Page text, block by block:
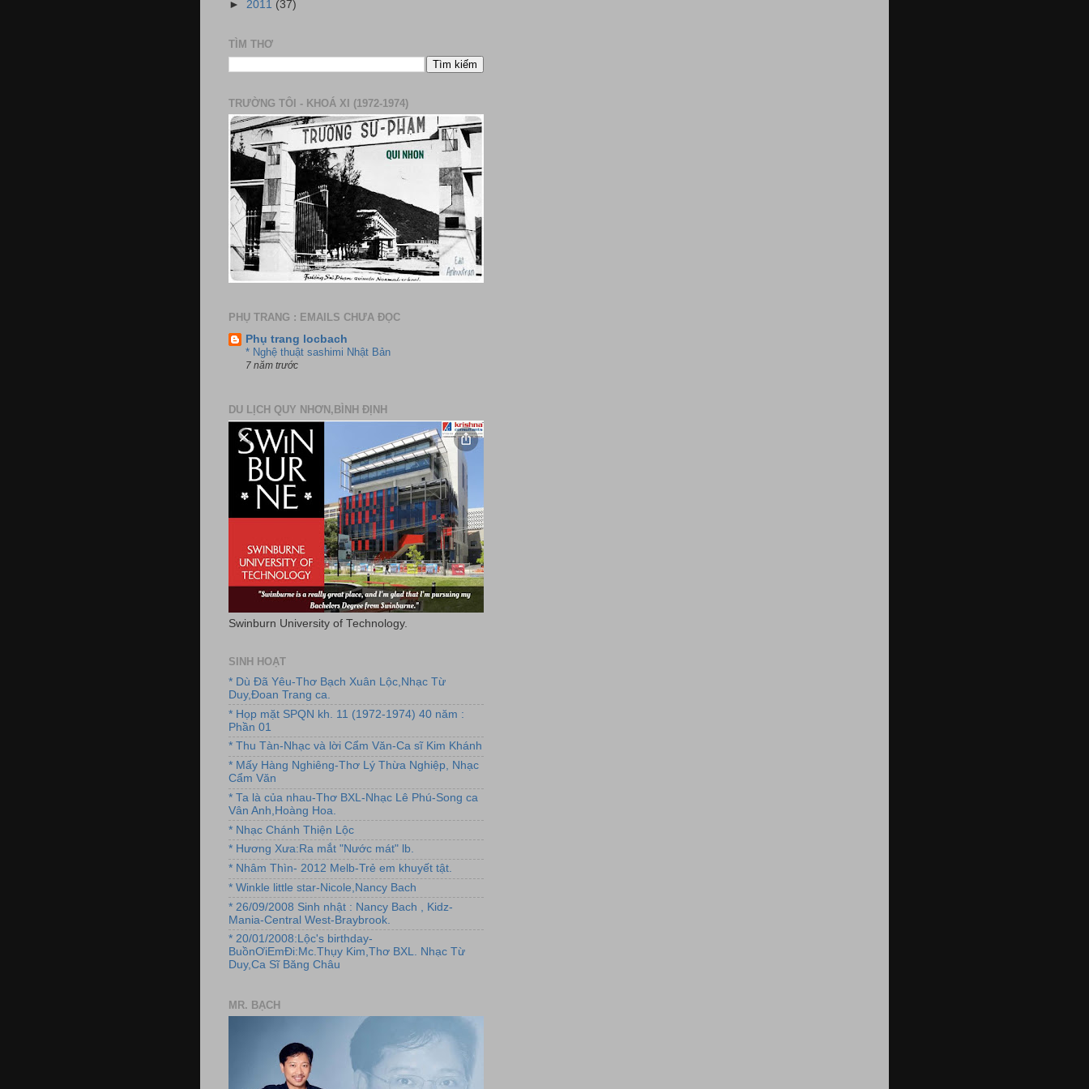
► 2011 (37)
TÌM THƠ
TRƯỜNG TÔI - KHOÁ XI (1972-1974)
PHỤ TRANG : EMAILS CHƯA ĐỌC
Phụ trang locbach
* Nghệ thuật sashimi Nhật Bản
7 năm trước
DU LỊCH QUY NHƠN,BÌNH ĐỊNH
Swinburn University of Technology.
SINH HOẠT
* Dù Đã Yêu-Thơ Bạch Xuân Lộc,Nhạc Từ
Duy,Đoan Trang ca.
* Họp mặt SPQN kh. 11 (1972-1974) 40 năm :
Phần 01
* Thu Tàn-Nhạc và lời Cẩm Văn-Ca sĩ Kim Khánh
* Mấy Hàng Nghiêng-Thơ Lý Thừa Nghiệp, Nhạc
Cẩm Văn
* Ta là của nhau-Thơ BXL-Nhạc Lê Phú-Song ca
Vân Anh,Hoàng Hoa.
* Nhạc Chánh Thiện Lộc
* Hương Xưa:Ra mắt "Nước mát" lb.
* Nhâm Thìn- 2012 Melb-Trẻ em khuyết tật.
* Winkle little star-Nicole,Nancy Bach
* 26/09/2008 Sinh nhật : Nancy Bach , Kidz-
Mania-Central West-Braybrook.
* 20/01/2008:Lộc's birthday-
BuồnƠiEmĐi:Mc.Thụy Kim,Thơ BXL. Nhạc Từ
Duy,Ca Sĩ Băng Châu
MR. BẠCH